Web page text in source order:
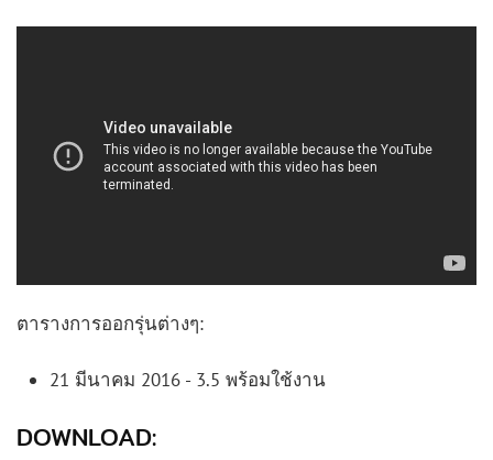
ตารางการออกรุ่นต่างๆ:
21 มีนาคม 2016 - 3.5 พร้อมใช้งาน
DOWNLOAD: